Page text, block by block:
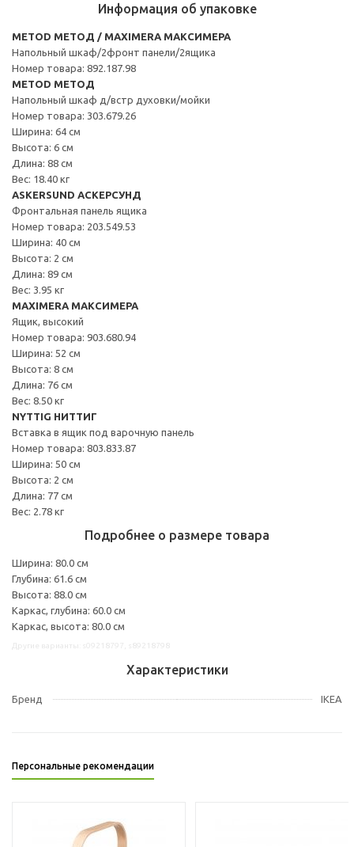
Информация об упаковке
METOD МЕТОД / MAXIMERA МАКСИМЕРА
Напольный шкаф/2фронт панели/2ящика
Номер товара: 892.187.98
METOD МЕТОД
Напольный шкаф д/встр духовки/мойки
Номер товара: 303.679.26
Ширина: 64 см
Высота: 6 см
Длина: 88 см
Вес: 18.40 кг
ASKERSUND АСКЕРСУНД
Фронтальная панель ящика
Номер товара: 203.549.53
Ширина: 40 см
Высота: 2 см
Длина: 89 см
Вес: 3.95 кг
MAXIMERA МАКСИМЕРА
Ящик, высокий
Номер товара: 903.680.94
Ширина: 52 см
Высота: 8 см
Длина: 76 см
Вес: 8.50 кг
NYTTIG НИТТИГ
Вставка в ящик под варочную панель
Номер товара: 803.833.87
Ширина: 50 см
Высота: 2 см
Длина: 77 см
Вес: 2.78 кг
Подробнее о размере товара
Ширина: 80.0 см
Глубина: 61.6 см
Высота: 88.0 см
Каркас, глубина: 60.0 см
Каркас, высота: 80.0 см
Характеристики
Бренд IKEA
Персональные рекомендации